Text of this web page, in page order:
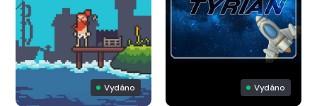
Vydáno Vydáno